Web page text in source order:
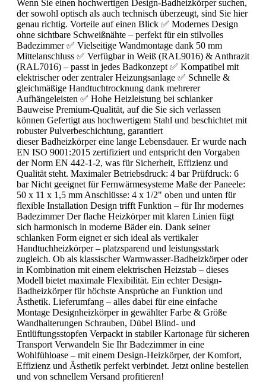
Wenn Sie einen hochwertigen Design-Badheizkörper suchen,
der sowohl optisch als auch technisch überzeugt, sind Sie hier
genau richtig. Vorteile auf einen Blick ✅ Modernes Design
ohne sichtbare Schweißnähte – perfekt für ein stilvolles
Badezimmer ✅ Vielseitige Wandmontage dank 50 mm
Mittelanschluss ✅ Verfügbar in Weiß (RAL9016) & Anthrazit
(RAL7016) – passt in jedes Badkonzept ✅ Kompatibel mit
elektrischer oder zentraler Heizungsanlage ✅ Schnelle &
gleichmäßige Handtuchtrocknung dank mehrerer
Aufhängeleisten ✅ Hohe Heizleistung bei schlanker
Bauweise Premium-Qualität, auf die Sie sich verlassen
können Gefertigt aus hochwertigem Stahl und beschichtet mit
robuster Pulverbeschichtung, garantiert
dieser Badheizkörper eine lange Lebensdauer. Er wurde nach
EN ISO 9001:2015 zertifiziert und entspricht den Vorgaben
der Norm EN 442-1-2, was für Sicherheit, Effizienz und
Qualität steht. Maximaler Betriebsdruck: 4 bar Prüfdruck: 6
bar Nicht geeignet für Fernwärmesysteme Maße der Paneele:
50 x 11 x 1,5 mm Anschlüsse: 4 x 1/2" oben und unten für
flexible Installation Design trifft Funktion – für Ihr modernes
Badezimmer Der flache Heizkörper mit klaren Linien fügt
sich harmonisch in moderne Bäder ein. Dank seiner
schlanken Form eignet er sich ideal als vertikaler
Handtuchheizkörper – platzsparend und leistungsstark
zugleich. Ob als klassischer Warmwasser-Badheizkörper oder
in Kombination mit einem elektrischen Heizstab – dieses
Modell bietet maximale Flexibilität. Ein echter Design-
Badheizkörper für höchste Ansprüche an Funktion und
Ästhetik. Lieferumfang – alles dabei für eine einfache
Montage Designheizkörper in gewählter Farbe & Größe
Wandhalterungen Schrauben, Dübel Blind- und
Entlüftungsstopfen Verpackt in stabiler Kartonage für sicheren
Transport Verwandeln Sie Ihr Badezimmer in eine
Wohlfühloase – mit einem Design-Heizkörper, der Komfort,
Effizienz und Ästhetik perfekt verbindet. Jetzt online bestellen
und von schnellem Versand profitieren!